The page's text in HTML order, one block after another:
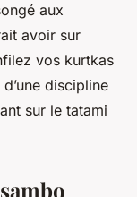
aux
avoir sur
vos kurtkas
discipline
sur le tatami